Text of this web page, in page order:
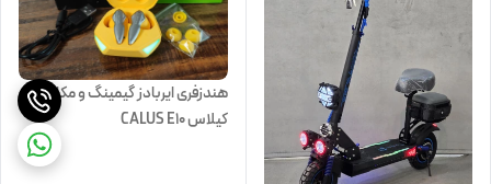
هندزفری ایربادز گیمینگ و مکالمه
کیلاس CALUS E10